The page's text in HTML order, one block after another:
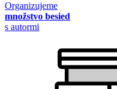
Organizujeme
množstvo besied
s autormi